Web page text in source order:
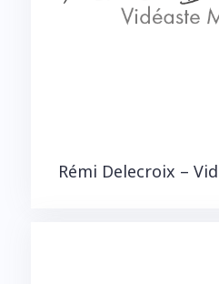
Rémi Delecroix –